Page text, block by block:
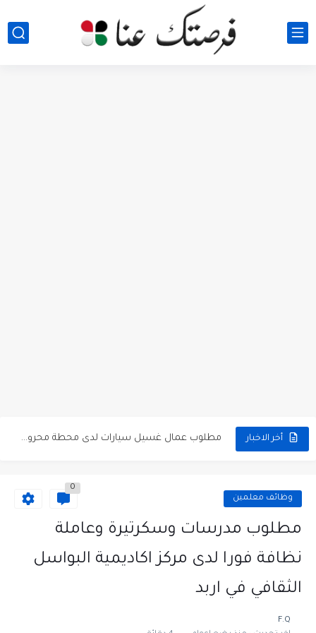
أخر الاخبار مطلوب عمال غسيل سيارات لدى محطة محروقات في عمان
تعلن مؤسسة التعليم لأجل التوظيف الأردنية وبالشراكة مع أكاديمية جولانسرالمجاني
مسؤول مبيعات وتسويق المستلزمات الطبية
وظائف معلمين
0
مطلوب مدرسات وسكرتيرة وعاملة
نظافة فورا لدى مركز اكاديمية البواسل
الثقافي في اربد
F.Q